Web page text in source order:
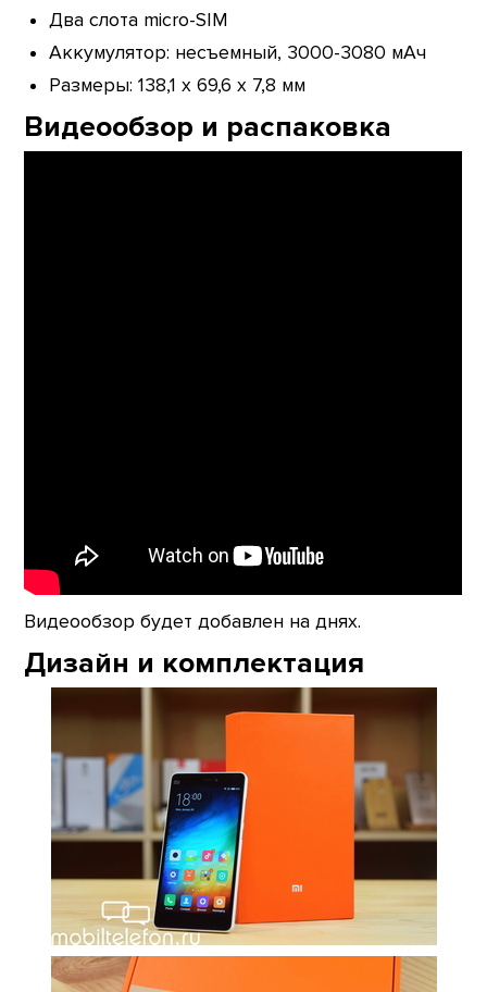
Два слота micro-SIM
Аккумулятор: несъемный, 3000-3080 мАч
Размеры: 138,1 х 69,6 х 7,8 мм
Видеообзор и распаковка
Видеообзор будет добавлен на днях.
Дизайн и комплектация